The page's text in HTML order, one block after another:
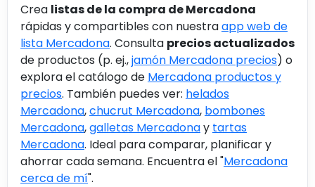
Crea listas de la compra de Mercadona
rápidas y compartibles con nuestraapp web de
lista Mercadona. Consulta precios actualizados
de productos (p. ej.,jamón Mercadona precios) o
explora el catálogo de Mercadona productos y
precios. También puedes ver: helados
Mercadona,chucrut Mercadona, bombones
Mercadona,galletas Mercadonay tartas
Mercadona. Ideal para comparar, planificar y
ahorrar cada semana. Encuentra el "Mercadona
cerca de mí".